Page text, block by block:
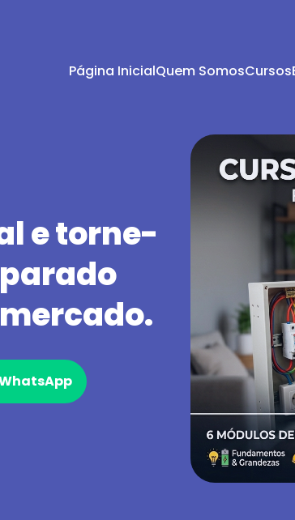
Página InicialQuem SomosCursos
e torne-